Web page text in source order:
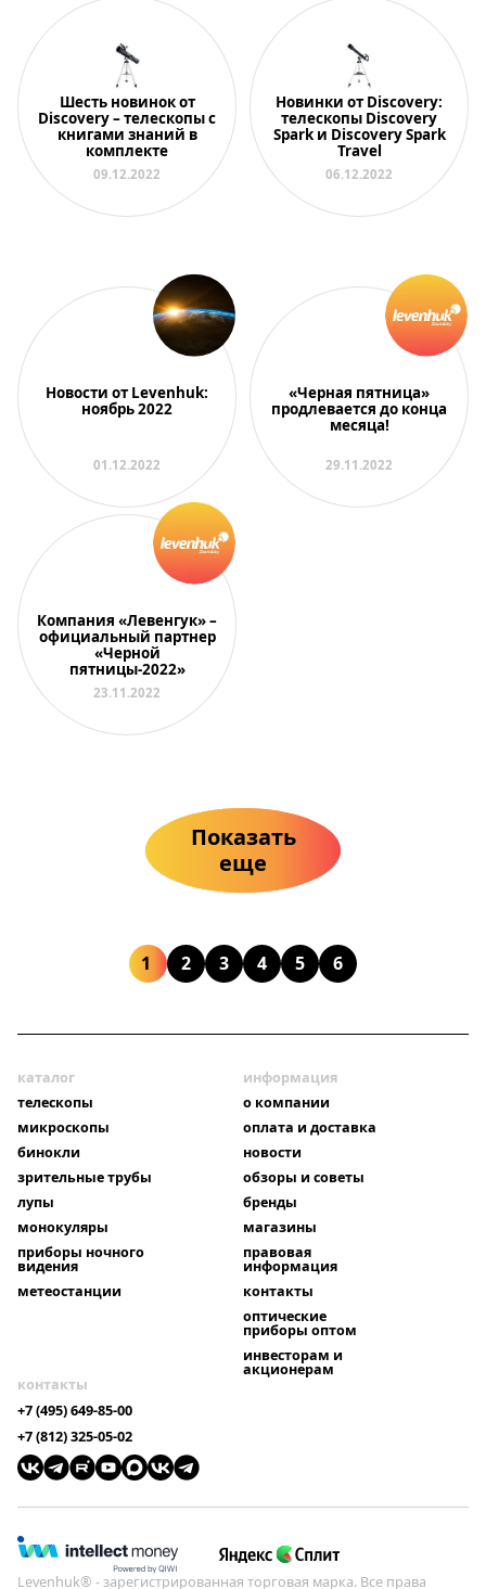
Шесть новинок от
Discovery – телескопы с
книгами знаний в
комплекте
09.12.2022
Новинки от Discovery:
телескопы Discovery
Spark и Discovery Spark
Travel
06.12.2022
Новости от Levenhuk:
ноябрь 2022
01.12.2022
«Черная пятница»
продлевается до конца
месяца!
29.11.2022
Компания «Левенгук» –
официальный партнер
«Черной
пятницы-2022»
23.11.2022
Показать
еще
1 2 3 4 5 6
каталог
телескопы
микроскопы
бинокли
зрительные трубы
лупы
монокуляры
приборы ночного
видения
метеостанции
информация
о компании
оплата и доставка
новости
обзоры и советы
бренды
магазины
правовая
информация
контакты
оптические
приборы оптом
инвесторам и
акционерам
контакты
+7 (495) 649-85-00
+7 (812) 325-05-02
Levenhuk® - зарегистрированная торговая марка. Все права